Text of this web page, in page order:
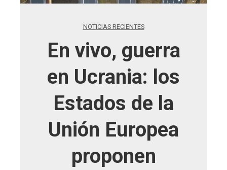
NOTICIAS RECIENTES
En vivo, guerra
en Ucrania: los
Estados de la
Unión Europea
proponen